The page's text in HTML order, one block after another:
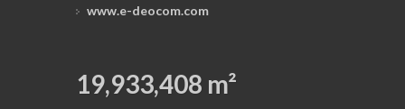
www.e-deocom.com
19,933,408 m²